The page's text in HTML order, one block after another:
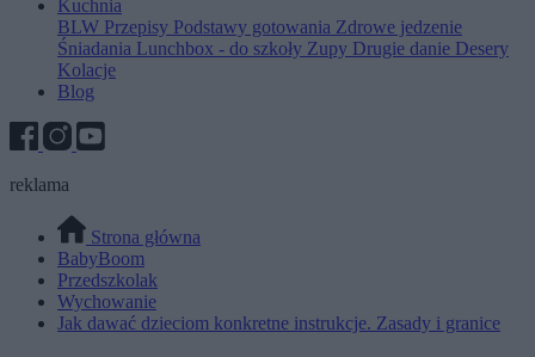
Kuchnia
BLW Przepisy Podstawy gotowania Zdrowe jedzenie
Śniadania Lunchbox - do szkoły Zupy Drugie danie Desery
Kolacje
Blog
reklama
Strona główna
BabyBoom
Przedszkolak
Wychowanie
Jak dawać dzieciom konkretne instrukcje. Zasady i granice